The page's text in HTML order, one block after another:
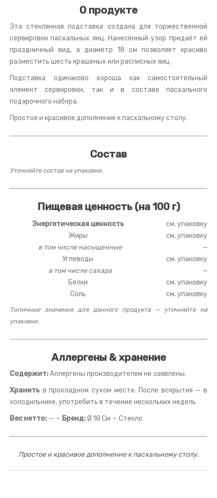
О продукте
Эта стеклянная подставка создана для торжественной
сервировки пасхальных яиц. Нанесённый узор придаёт ей
праздничный вид, а диаметр 18 см позволяет красиво
разместить шесть крашеных или расписных яиц.
Подставка одинаково хороша как самостоятельный
элемент сервировки, так и в составе пасхального
подарочного набора.
Простое и красивое дополнение к пасхальному столу.
Состав
Уточняйте состав на упаковке.
Пищевая ценность (на 100 г)
Энергетическая ценность
см. упаковку
Жиры
см. упаковку
в том числе насыщенные
—
Углеводы
см. упаковку
в том числе сахара
—
Белки
см. упаковку
Соль
см. упаковку
Типичные значения для данного продукта — уточняйте на
упаковке.
Аллергены & хранение
Содержит:Аллергены производителем не заявлены.
Хранить в прохладном сухом месте. После вскрытия — в
холодильнике, употребить в течение нескольких недель.
Вес нетто: — · Бренд:Ø 18 См · Стекло
Простое и красивое дополнение к пасхальному столу.